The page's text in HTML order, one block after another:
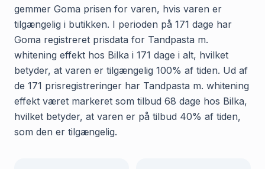
gemmer Goma prisen for varen, hvis varen er
tilgængelig i butikken. I perioden på 171 dage har
Goma registreret prisdata for Tandpasta m.
whitening effekt hos Bilka i 171 dage i alt, hvilket
betyder, at varen er tilgængelig 100% af tiden. Ud af
de 171 prisregistreringer har Tandpasta m. whitening
effekt været markeret som tilbud 68 dage hos Bilka,
hvilket betyder, at varen er på tilbud 40% af tiden,
som den er tilgængelig.